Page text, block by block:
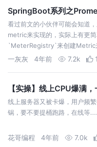
SpringBoot系列之
看过前文的小伙伴可能会知道
metric来实现的，实际上有更
`MeterRegistry`来创建Metric
一灰灰 4年前 7.2k
【实操】线上CPU爆满
线上服务器又被卡爆，用户频
锅，要不要提桶跑路，在线等
花哥编程 4年前 7.0k